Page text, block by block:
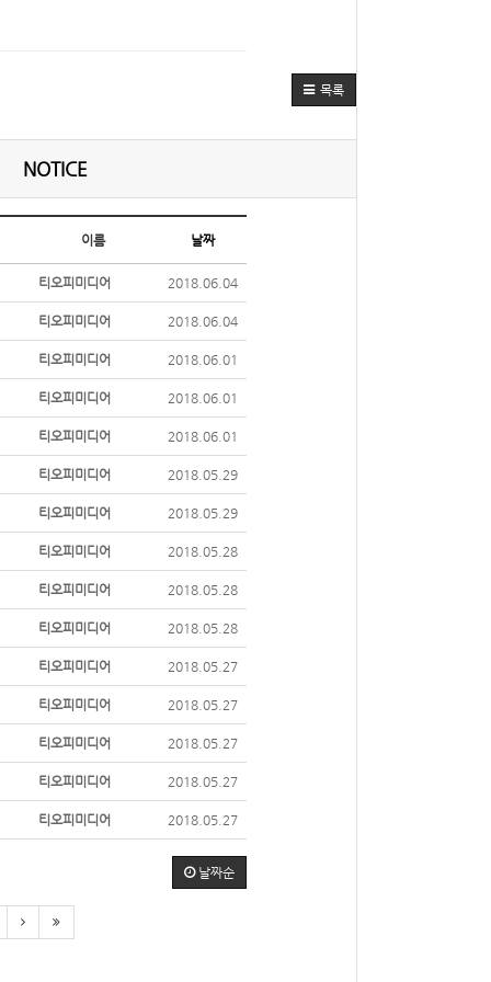
목록
NOTICE
이름 날짜
티오피미디어 2018.06.04
티오피미디어 2018.06.04
티오피미디어 2018.06.01
티오피미디어 2018.06.01
티오피미디어 2018.06.01
티오피미디어 2018.05.29
티오피미디어 2018.05.29
티오피미디어 2018.05.28
티오피미디어 2018.05.28
티오피미디어 2018.05.28
티오피미디어 2018.05.27
티오피미디어 2018.05.27
티오피미디어 2018.05.27
티오피미디어 2018.05.27
티오피미디어 2018.05.27
날짜순